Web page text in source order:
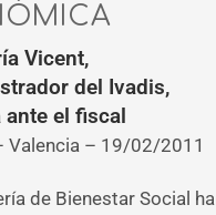
Vicent,
del Ivadis,
ante el fiscal
Valencia – 19/02/2011
de Bienestar Social ha